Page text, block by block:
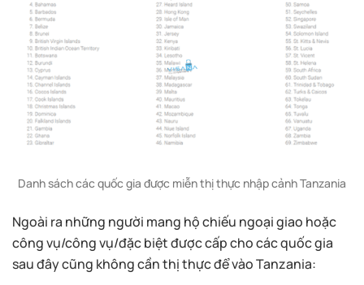
Danh sách các quốc gia được miễn thị thực nhập cảnh Tanzania
Ngoài ra những người mang hộ chiếu ngoại giao hoặc
công vụ/công vụ/đặc biệt được cấp cho các quốc gia
sau đây cũng không cần thị thực để vào Tanzania: